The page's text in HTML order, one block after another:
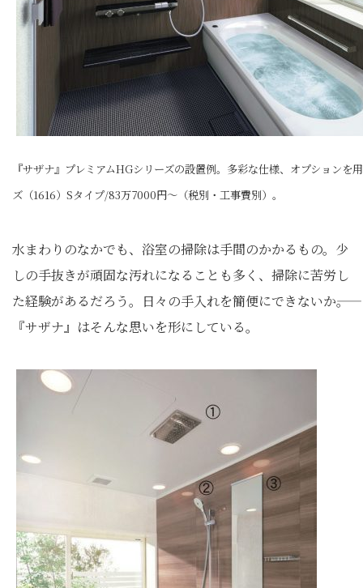
『サザナ』プレミアムHGシリーズの設置例。多彩な仕様、オプションを
ズ（1616）Sタイプ/83万7000円～（税別・工事費別）。
水まわりのなかでも、浴室の掃除は手間のかかるもの。少
しの手抜きが頑固な汚れになることも多く、掃除に苦労し
た経験があるだろう。日々の手入れを簡便にできないか――。
『サザナ』はそんな思いを形にしている。